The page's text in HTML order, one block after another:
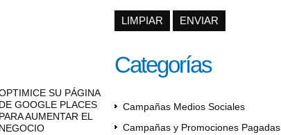
SU PÁGINA
DE GOOGLE PLACES
PARA AUMENTAR EL
NEGOCIO
Categorías
Campañas Medios Sociales
Campañas y Promociones Pagadas